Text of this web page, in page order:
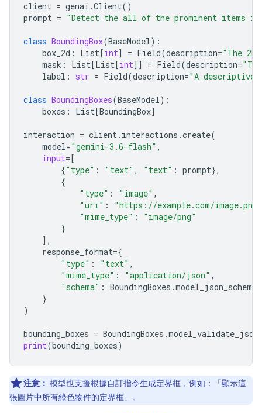
client = genai .Client()
prompt = "Detect the all of the prominent items in
class BoundingBox(BaseModel):
box_2d : List[int] = Field(description="The
mask : List[List[int]] = Field(description=
label : str = Field(description="A
class BoundingBoxes(BaseModel):
boxes : List[BoundingBox]
interaction = client. interactions .create(
model="gemini-3.6-flash" ,
input=[
{"type" : "text" , "text" : prompt},
{
"type" : "image" ,
"uri" :
"https://example.com/image.png"
"mime_type" :
"image/png"
}
],
response_format={
"type" : "text" ,
"mime_type" : "application/json" ,
"schema" : BoundingBoxes .model_json_schema
}
)
bounding_boxes = BoundingBoxes .model_validate_json
print(bounding_boxes)
注意： 模型也支援根據自訂指令生成定界框，例如：「顯示這
張圖片中所有綠色物件的定界框」。